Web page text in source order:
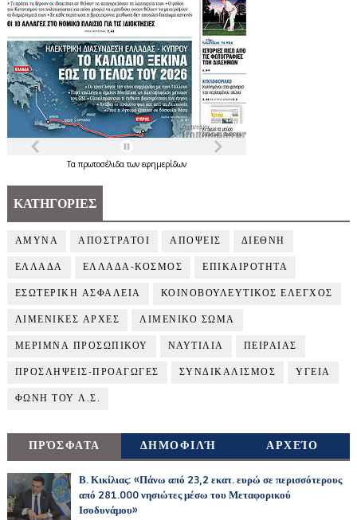
Τα πρωτοσέλιδατων εφημερίδων
ΚΑΤΗΓΟΡΙΕΣ
ΑΜΥΝΑ ΑΠΟΣΤΡΑΤΟΙ ΑΠΟΨΕΙΣ ΔΙΕΘΝΗ
ΕΛΛΑΔΑ ΕΛΛΑΔΑ-ΚΟΣΜΟΣ ΕΠΙΚΑΙΡΟΤΗΤΑ
ΕΣΩΤΕΡΙΚΗ ΑΣΦΑΛΕΙΑ ΚΟΙΝΟΒΟΥΛΕΥΤΙΚΟΣ ΕΛΕΓΧΟΣ
ΛΙΜΕΝΙΚΕΣ ΑΡΧΕΣ ΛΙΜΕΝΙΚΟ ΣΩΜΑ
ΜΕΡΙΜΝΑ ΠΡΟΣΩΠΙΚΟΥ ΝΑΥΤΙΛΙΑ ΠΕΙΡΑΙΑΣ
ΠΡΟΣΛΗΨΕΙΣ-ΠΡΟΑΓΩΓΕΣ ΣΥΝΔΙΚΑΛΙΣΜΟΣ ΥΓΕΙΑ
ΦΩΝΗ ΤΟΥ Λ.Σ.
ΠΡΌΣΦΑΤΑ ΔΗΜΟΦΙΛΉ ΑΡΧΕΊΟ
Β. Κικίλιας: «Πάνω από 23,2 εκατ. ευρώ σε περισσότερους
από 281.000 νησιώτες μέσω του Μεταφορικού
Ισοδυνάμου»